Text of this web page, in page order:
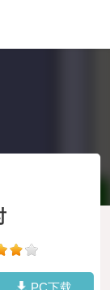
PC下载